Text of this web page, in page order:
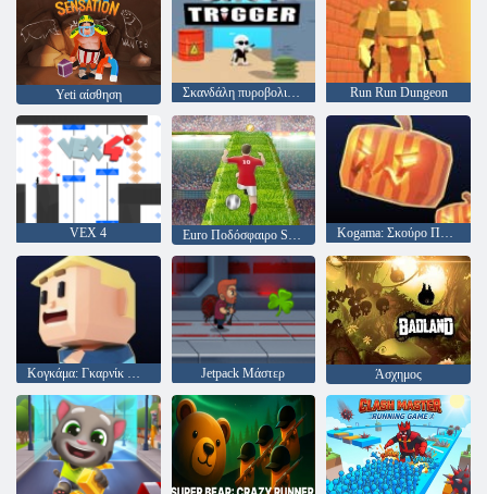
Yeti αίσθηση Σκανδάλη πυροβολισμού Run Run Dungeon
VEX 4 Kogama: Σκούρο Πάρκορ
Κογκάμα: Γκαρνίκ Πάρκουρ Jetpack Μάστερ Άσχημος